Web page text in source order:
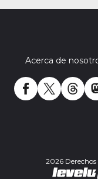
Acerca de
2026 Derechos